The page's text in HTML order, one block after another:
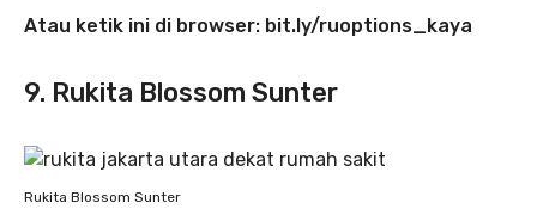
Atau ketik ini di browser: bit.ly/ruoptions_kaya
9. Rukita Blossom Sunter
Rukita Blossom Sunter